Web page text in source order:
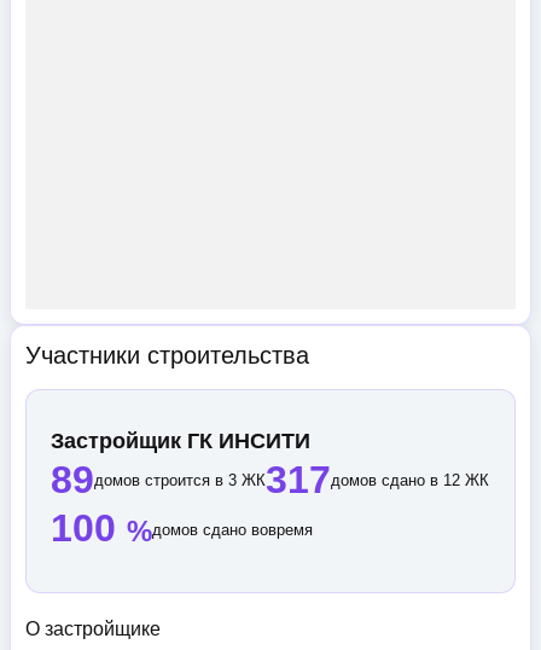
Участники строительства
Застройщик ГК ИНСИТИ
89домов строится в 3 ЖК317домов сдано в 12 ЖК
100 %домов сдано вовремя
О застройщике